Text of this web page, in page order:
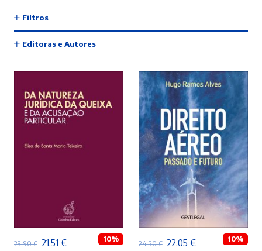
Filtros
Editoras e Autores
ADICIONAR
23,90€ O
21,51 €O
10%
ADICIONAR
24,50€ O
22,05 €O
10%